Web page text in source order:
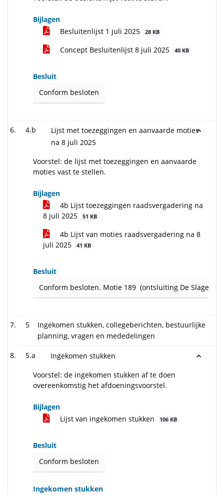
Bijlagen
Besluitenlijst 1 juli 2025
28 KB
Concept Besluitenlijst 8 juli 2025 40 KB
Besluit
Conform besloten
4.b
Lijst met toezeggingen en aanvaarde moties
na 8 juli 2025
Voorstel: de lijst met toezeggingen en aanvaarde
moties vast te stellen.
Bijlagen
4b Lijst toezeggingen raadsvergadering na
8 juli 2025
51 KB
4b Lijst van moties raadsvergadering na 8
juli 2025
41 KB
Besluit
Conform besloten. Motie 189 (ontsluiting De Slagen)
5
Ingekomen stukken, collegeberichten, bestuurlijke
planning, vragen en mededelingen
5.a
Ingekomen stukken
Voorstel: de ingekomen stukken af te doen
overeenkomstig het afdoeningsvoorstel.
Bijlagen
Lijst van ingekomen stukken
106 KB
Besluit
Conform besloten
Ingekomen stukken